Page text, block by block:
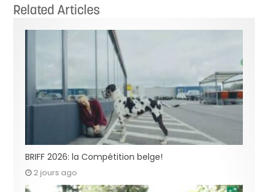
Related Articles
BRIFF 2026: la Compétition belge!
2 jours ago